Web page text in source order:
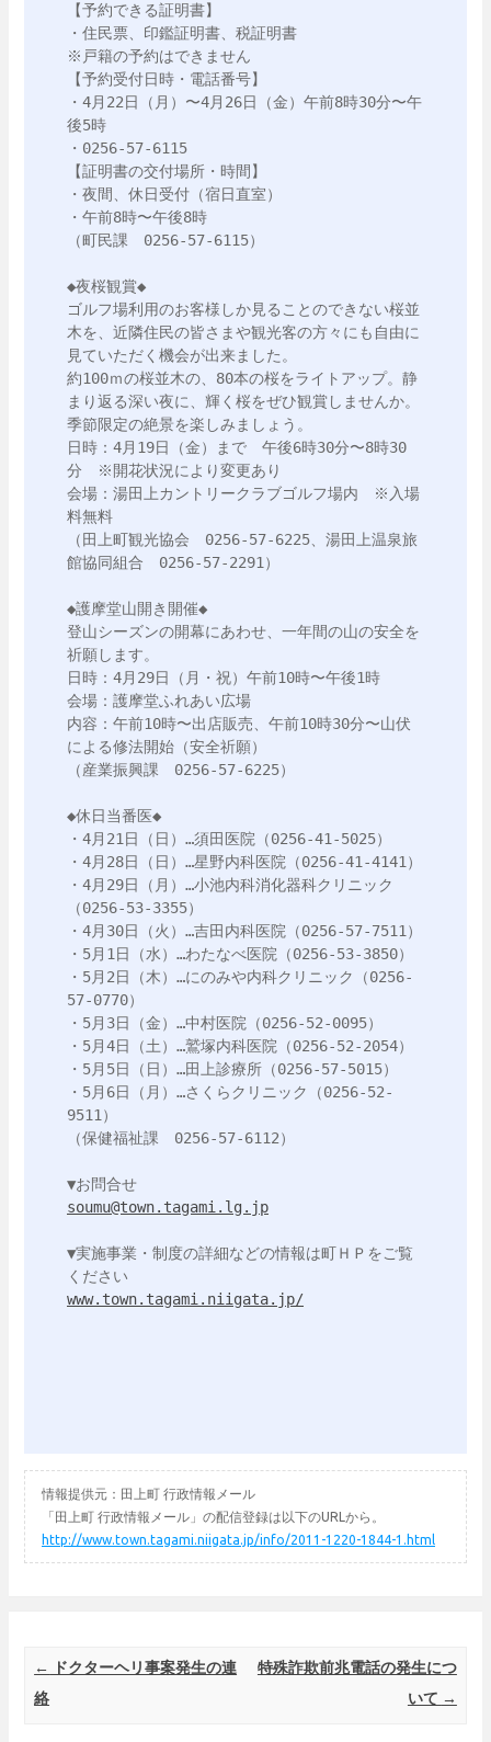
【予約できる証明書】
・住民票、印鑑証明書、税証明書
※戸籍の予約はできません
【予約受付日時・電話番号】
・4月22日（月）〜4月26日（金）午前8時30分〜午
後5時
・0256-57-6115
【証明書の交付場所・時間】
・夜間、休日受付（宿日直室）
・午前8時〜午後8時
（町民課　0256-57-6115）
◆夜桜観賞◆
ゴルフ場利用のお客様しか見ることのできない桜並
木を、近隣住民の皆さまや観光客の方々にも自由に
見ていただく機会が出来ました。
約100ｍの桜並木の、80本の桜をライトアップ。静
まり返る深い夜に、輝く桜をぜひ観賞しませんか。
季節限定の絶景を楽しみましょう。
日時：4月19日（金）まで　午後6時30分〜8時30
分　※開花状況により変更あり
会場：湯田上カントリークラブゴルフ場内　※入場
料無料
（田上町観光協会　0256-57-6225、湯田上温泉旅
館協同組合　0256-57-2291）
◆護摩堂山開き開催◆
登山シーズンの開幕にあわせ、一年間の山の安全を
祈願します。
日時：4月29日（月・祝）午前10時〜午後1時
会場：護摩堂ふれあい広場
内容：午前10時〜出店販売、午前10時30分〜山伏
による修法開始（安全祈願）
（産業振興課　0256-57-6225）
◆休日当番医◆
・4月21日（日）…須田医院（0256-41-5025）
・4月28日（日）…星野内科医院（0256-41-4141）
・4月29日（月）…小池内科消化器科クリニック
（0256-53-3355）
・4月30日（火）…吉田内科医院（0256-57-7511）
・5月1日（水）…わたなべ医院（0256-53-3850）
・5月2日（木）…にのみや内科クリニック（0256-
57-0770）
・5月3日（金）…中村医院（0256-52-0095）
・5月4日（土）…鷲塚内科医院（0256-52-2054）
・5月5日（日）…田上診療所（0256-57-5015）
・5月6日（月）…さくらクリニック（0256-52-
9511）
（保健福祉課　0256-57-6112）
soumu@town.tagami.lg.jp
▼実施事業・制度の詳細などの情報は町ＨＰをご覧
www.town.tagami.niigata.jp/
情報提供元：田上町 行政情報メール
「田上町 行政情報メール」の配信登録は以下のURLから。
http://www.town.tagami.niigata.jp/info/2011-1220-1844-1.html
Post navigation
←
ドクターヘリ事案発生の連
絡
特殊詐欺前兆電話の発生につ
いて →